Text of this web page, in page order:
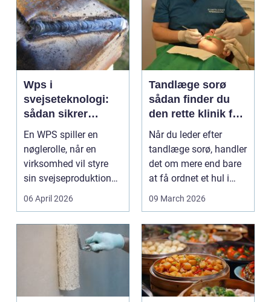
Wps i
svejseteknologi:
sådan sikrer
virksomheder
kvalitet og
sporbarhed
En WPS spiller en
nøglerolle, når en
virksomhed vil styre
sin svejseproduktion
sikkert, ensartet og ...
06 April 2026
Tandlæge sorø
sådan finder du
den rette klinik for
dig
Når du leder efter
tandlæge sorø, handler
det om mere end bare
at få ordnet et hul i
tanden. For man...
09 March 2026